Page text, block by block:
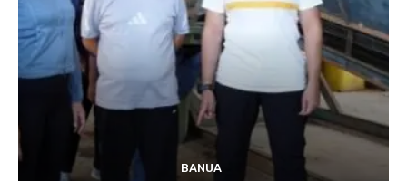
BANUA